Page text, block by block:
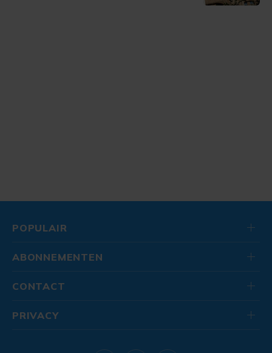
POPULAIR
ABONNEMENTEN
CONTACT
PRIVACY